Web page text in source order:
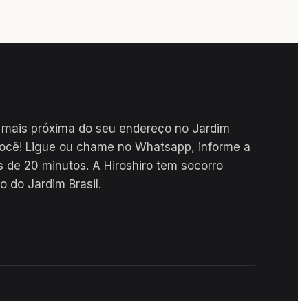
próxima do seu endereço no Jardim
Ligue ou chame no Whatsapp, informe a
de 20 minutos. A Hiroshiro tem socorro
do Jardim Brasil.